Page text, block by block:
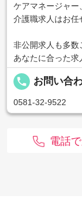
ケアマネージャー
介護職求人はお任
非公開求人も多数
あなたに合った求
local_phone お問い合
0581-32-9522
電話